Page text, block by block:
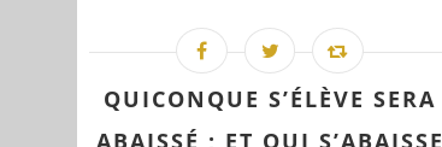
QUICONQUE S’ÉLÈVE SERA
ABAISSÉ ; ET QUI S’ABAISSE